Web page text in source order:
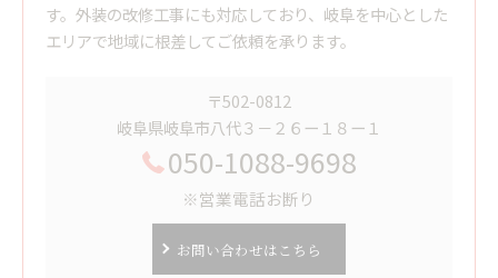
す。外装の改修工事にも対応しており、岐阜を中心とした
エリアで地域に根差してご依頼を承ります。
〒502-0812
岐阜県岐阜市八代３－２６ー１８ー１
050-1088-9698
※営業電話お断り
お問い合わせはこちら